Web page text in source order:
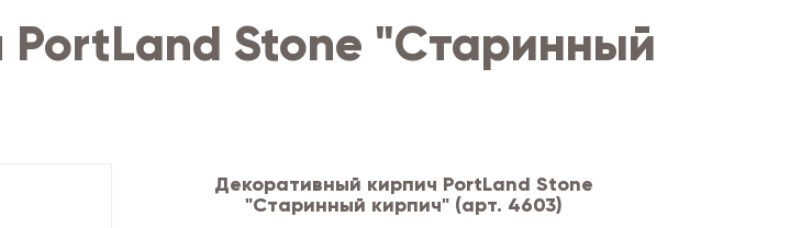
Stone "Старинный
Декоративный кирпич PortLand Stone
"Старинный кирпич" (арт. 4603)